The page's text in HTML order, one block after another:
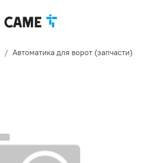
Автоматика для ворот (запчасти)